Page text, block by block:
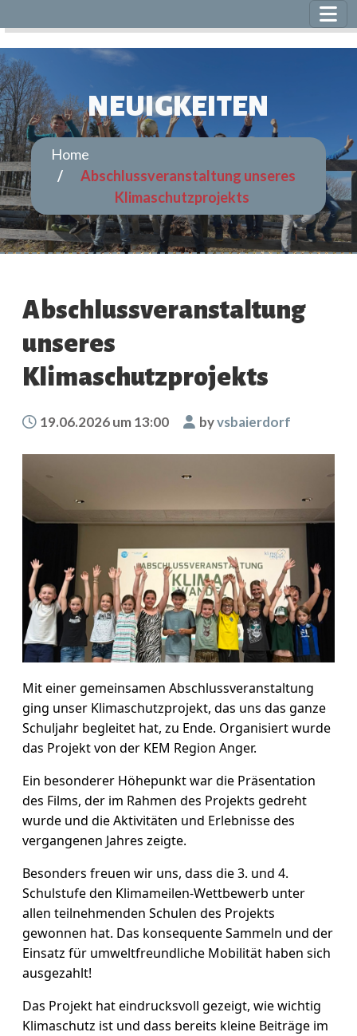
NEUIGKEITEN
Home
Abschlussveranstaltung unseres
Klimaschutzprojekts
Abschlussveranstaltung
unseres
Klimaschutzprojekts
19.06.2026 um 13:00 byvsbaierdorf
Mit einer gemeinsamen Abschlussveranstaltung
ging unser Klimaschutzprojekt, das uns das ganze
Schuljahr begleitet hat, zu Ende. Organisiert wurde
das Projekt von der KEM Region Anger.
Ein besonderer Höhepunkt war die Präsentation
des Films, der im Rahmen des Projekts gedreht
wurde und die Aktivitäten und Erlebnisse des
vergangenen Jahres zeigte.
Besonders freuen wir uns, dass die 3. und 4.
Schulstufe den Klimameilen-Wettbewerb unter
allen teilnehmenden Schulen des Projekts
gewonnen hat. Das konsequente Sammeln und der
Einsatz für umweltfreundliche Mobilität haben sich
ausgezahlt!
Das Projekt hat eindrucksvoll gezeigt, wie wichtig
Klimaschutz ist und dass bereits kleine Beiträge im